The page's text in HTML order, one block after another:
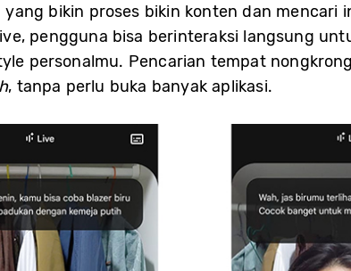
bikin proses bikin konten dan mencari
pengguna bisa berinteraksi langsung
personalmu. Pencarian tempat
, tanpa perlu buka banyak aplikasi.